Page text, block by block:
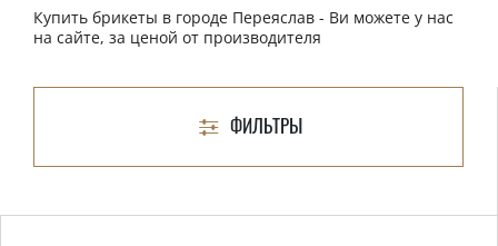
Купить брикеты в городе Переяслав - Ви можете у нас
на сайте, за ценой от производителя
ФИЛЬТРЫ